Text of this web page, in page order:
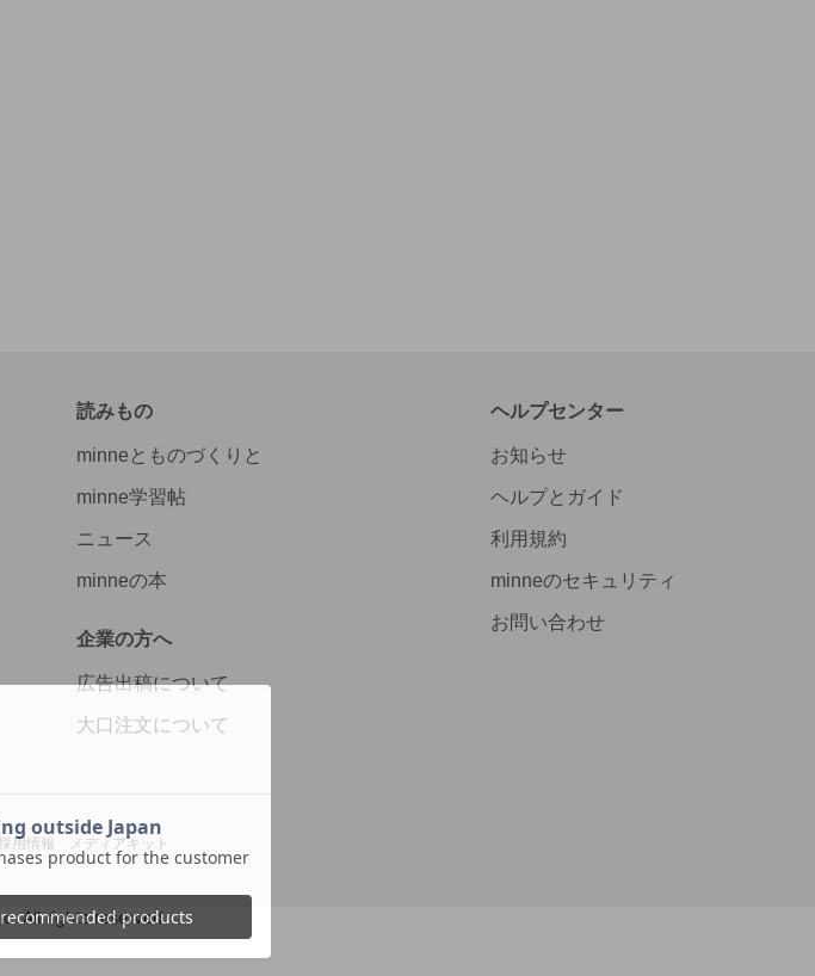
読みもの
minneとものづくりと
minne学習帖
ニュース
minneの本
企業の方へ
広告出稿について
大口注文について
ヘルプセンター
お知らせ
ヘルプとガイド
利用規約
minneのセキュリティ
お問い合わせ
採用情報 メディアキット
All rights reserved.